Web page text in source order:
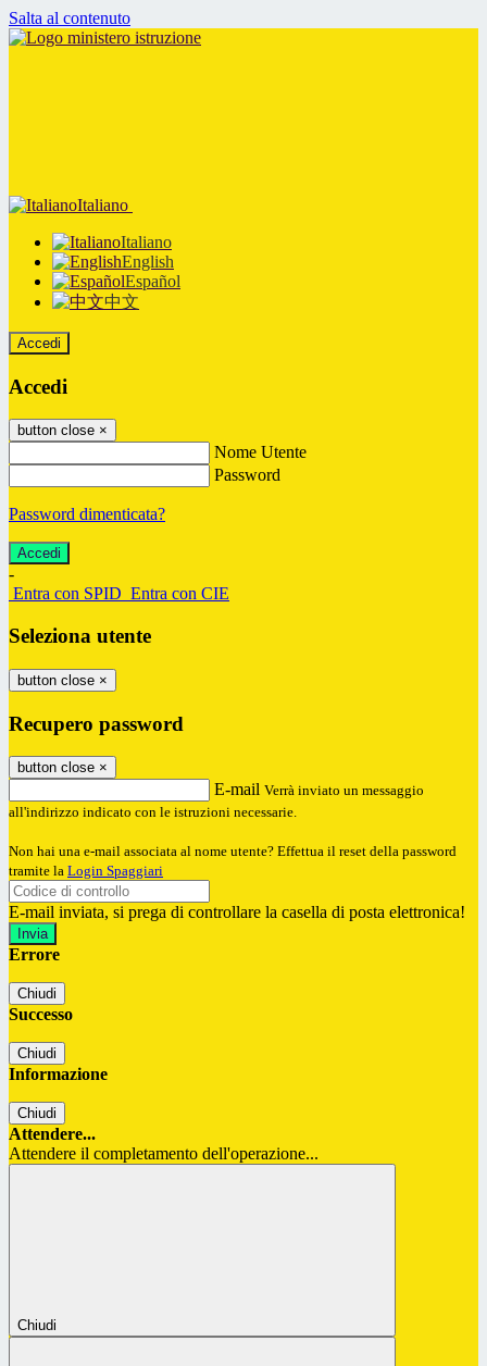
Salta al contenuto
Italiano
Italiano
English
Español
中文
Accedi
Accedi
button close ×
Nome Utente
Password
Password dimenticata?
-
Entra con SPID Entra con CIE
Seleziona utente
button close ×
Recupero password
button close ×
E-mail Verrà inviato un messaggio
all'indirizzo indicato con le istruzioni necessarie.
Non hai una e-mail associata al nome utente? Effettua il reset della password
tramite la Login Spaggiari
E-mail inviata, si prega di controllare la casella di posta elettronica!
Errore
Chiudi
Successo
Chiudi
Informazione
Chiudi
Attendere...
Attendere il completamento dell'operazione...
Chiudi